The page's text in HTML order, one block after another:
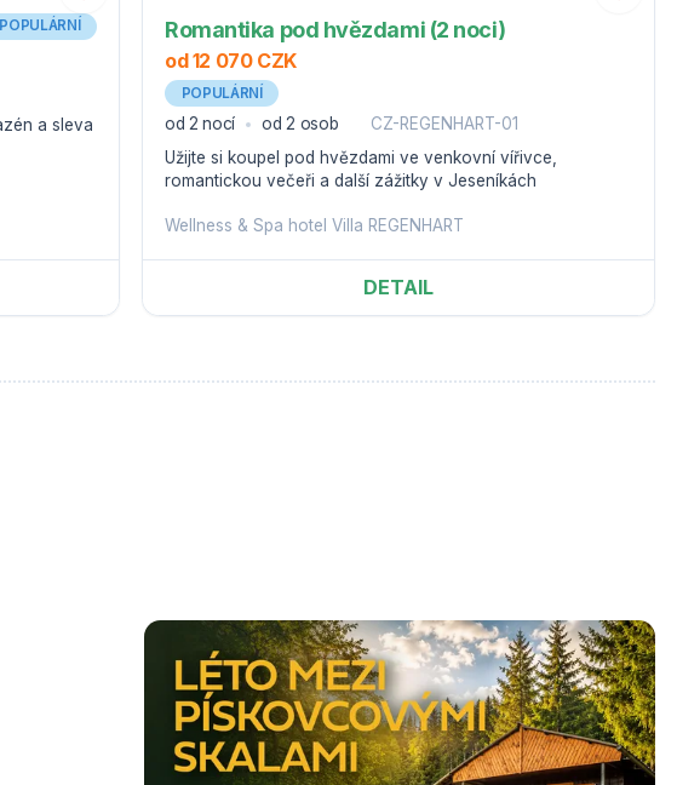
POPULÁRNÍ
a sleva
Romantika pod hvězdami (2 noci)
od 12 070 CZK
POPULÁRNÍ
od 2 nocí od 2 osob
CZ-REGENHART-01
Užijte si koupel pod hvězdami ve venkovní vířivce,
romantickou večeři a další zážitky v Jeseníkách
Wellness & Spa hotel Villa REGENHART
DETAIL